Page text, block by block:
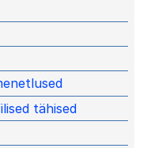
tähised